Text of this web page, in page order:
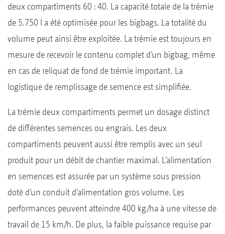
deux compartiments 60 : 40. La capacité totale de la trémie
de 5.750 l a été optimisée pour les bigbags. La totalité du
volume peut ainsi être exploitée. La trémie est toujours en
mesure de recevoir le contenu complet d’un bigbag, même
en cas de reliquat de fond de trémie important. La
logistique de remplissage de semence est simplifiée.
La trémie deux compartiments permet un dosage distinct
de différentes semences ou engrais. Les deux
compartiments peuvent aussi être remplis avec un seul
produit pour un débit de chantier maximal. L’alimentation
en semences est assurée par un système sous pression
doté d’un conduit d’alimentation gros volume. Les
performances peuvent atteindre 400 kg/ha à une vitesse de
travail de 15 km/h. De plus, la faible puissance requise par